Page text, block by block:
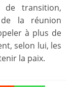
de transition,
la réunion
à plus de
selon lui, les
la paix.